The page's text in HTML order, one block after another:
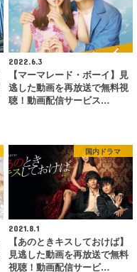
2022.6.3
【マーマレード・ボーイ】見
逃した動画を再放送で無料視
聴！動画配信サービス…
国内ドラマ
2021.8.1
【あのときキスしておけば】
見逃した動画を再放送で無料
視聴！動画配信サービ…